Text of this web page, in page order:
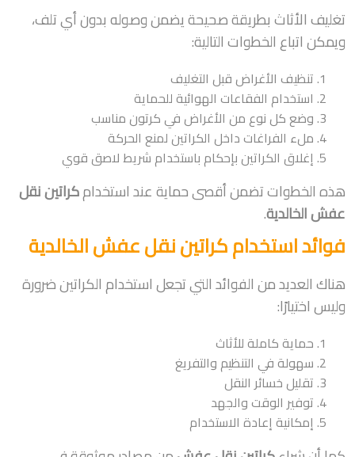
تغليف الأثاث بطريقة صحيحة يضمن وصوله بدون أي تلف،
ويمكن اتباع الخطوات التالية:
تنظيف الأغراض قبل التغليف
استخدام الفقاعات الهوائية للحماية
وضع كل نوع من الأغراض في كرتون مناسب
ملء الفراغات داخل الكراتين لمنع الحركة
إغلاق الكراتين بإحكام باستخدام شريط لاصق قوي
هذه الخطوات تضمن أقصى حماية عند استخدامكراتين نقل
عفش الخالدية.
فوائد استخدام كراتين نقل عفش الخالدية
هناك العديد من الفوائد التي تجعل استخدام الكراتين ضرورة
وليس اختيارًا:
حماية كاملة للأثاث
سهولة في التنظيم والتفريغ
تقليل خسائر النقل
توفير الوقت والجهد
إمكانية إعادة الاستخدام